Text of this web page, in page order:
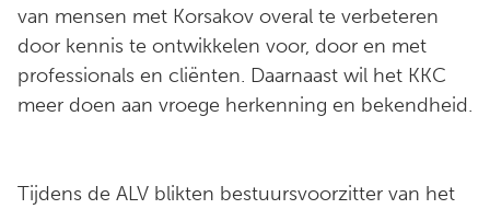
van mensen met Korsakov overal te verbeteren
door kennis te ontwikkelen voor, door en met
professionals en cliënten. Daarnaast wil het KKC
meer doen aan vroege herkenning en bekendheid.
Tijdens de ALV blikten bestuursvoorzitter van het